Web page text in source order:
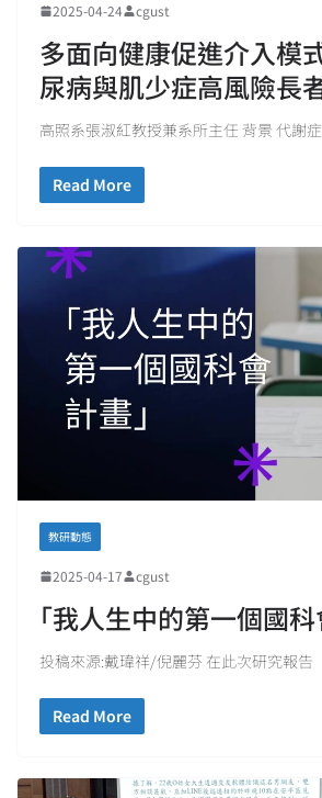
2025-04-24 cgust
多面向健康促進介入模
尿病與肌少症高風險長
高照系張淑紅教授兼系所主任 背景 代謝症
Read More
教研動態
2025-04-17 cgust
｢我人生中的第一個國科
投稿來源:戴瑋祥/倪麗芬 在此次研究報告
Read More